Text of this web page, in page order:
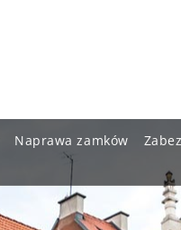
Naprawa zamków